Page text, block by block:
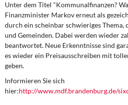
Steuer- und Finanzpolitik
Öffentliche Infrastruktur und
Eurokrise und Griechenland
DIE LINKE
Unter dem Titel "Kommunalfinanzen?
Finanzminister Markov erneut als
durch ein scheinbar schwieriges Thema,
und Gemeinden. Dabei werden wieder
beantwortet. Neue Erkenntnisse sind
es wieder ein Preisausschreiben mit
geben.
Informieren Sie sich
hier:http://www.mdf.brandenburg.de/